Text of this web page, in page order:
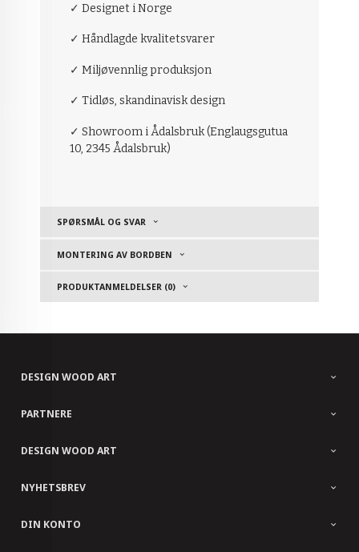
✓ Designet i Norge
✓ Håndlagde kvalitetsvarer
✓ Miljøvennlig produksjon
✓ Tidløs, skandinavisk design
✓ Showroom i Ådalsbruk (Englaugsgutua
10, 2345 Ådalsbruk)
SPØRSMÅL OG SVAR
MONTERING AV BORDBEN
PRODUKTANMELDELSER (0)
DESIGN WOOD ART
PARTNERE
DESIGN WOOD ART
NYHETSBREV
DIN KONTO